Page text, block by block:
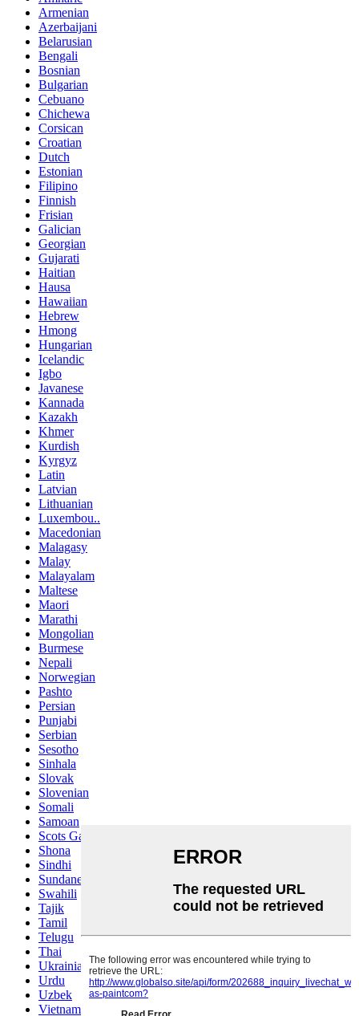
Armenian
Azerbaijani
Belarusian
Bengali
Bosnian
Bulgarian
Cebuano
Chichewa
Corsican
Croatian
Dutch
Estonian
Filipino
Finnish
Frisian
Galician
Georgian
Gujarati
Haitian
Hausa
Hawaiian
Hebrew
Hmong
Hungarian
Icelandic
Igbo
Javanese
Kannada
Kazakh
Khmer
Kurdish
Kyrgyz
Latin
Latvian
Lithuanian
Luxembou..
Macedonian
Malagasy
Malay
Malayalam
Maltese
Maori
Marathi
Mongolian
Burmese
Nepali
Norwegian
Pashto
Persian
Punjabi
Serbian
Sesotho
Sinhala
Slovak
Slovenian
Somali
Samoan
Scots Gaelic
Shona
Sindhi
Sundanese
Swahili
Tajik
Tamil
Telugu
Thai
Ukrainian
Urdu
Uzbek
Vietnamese